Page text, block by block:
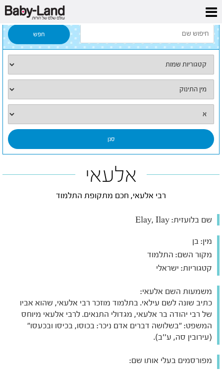
דף הבית
אלעאי
רבי אלעאי, חכם מתקופת התלמוד
שם בלועזית:
מין: בן
מקור השם: התלמוד
קטגוריות: ישראלי
משמעות השם אלעאי:
כתיב שונה לשם עילאי. בתלמוד מוזכר רבי אלעאי, שהוא אביו
של רבי יהודה בר אלעאי, מגדולי התנאים. לרבי אלעאי מיוחס
המשפט: "בשלושה דברים אדם ניכר: בכוסו, בכיסו ובכעסו"
(עירובין סה, ע''ב).
מפורסמים בעלי אותו שם: